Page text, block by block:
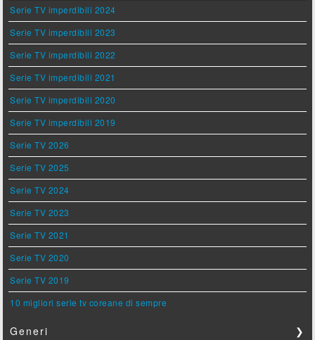
Serie TV imperdibili 2024
Serie TV imperdibili 2023
Serie TV imperdibili 2022
Serie TV imperdibili 2021
Serie TV imperdibili 2020
Serie TV imperdibili 2019
Serie TV 2026
Serie TV 2025
Serie TV 2024
Serie TV 2023
Serie TV 2021
Serie TV 2020
Serie TV 2019
10 migliori serie tv coreane di sempre
Generi ❯